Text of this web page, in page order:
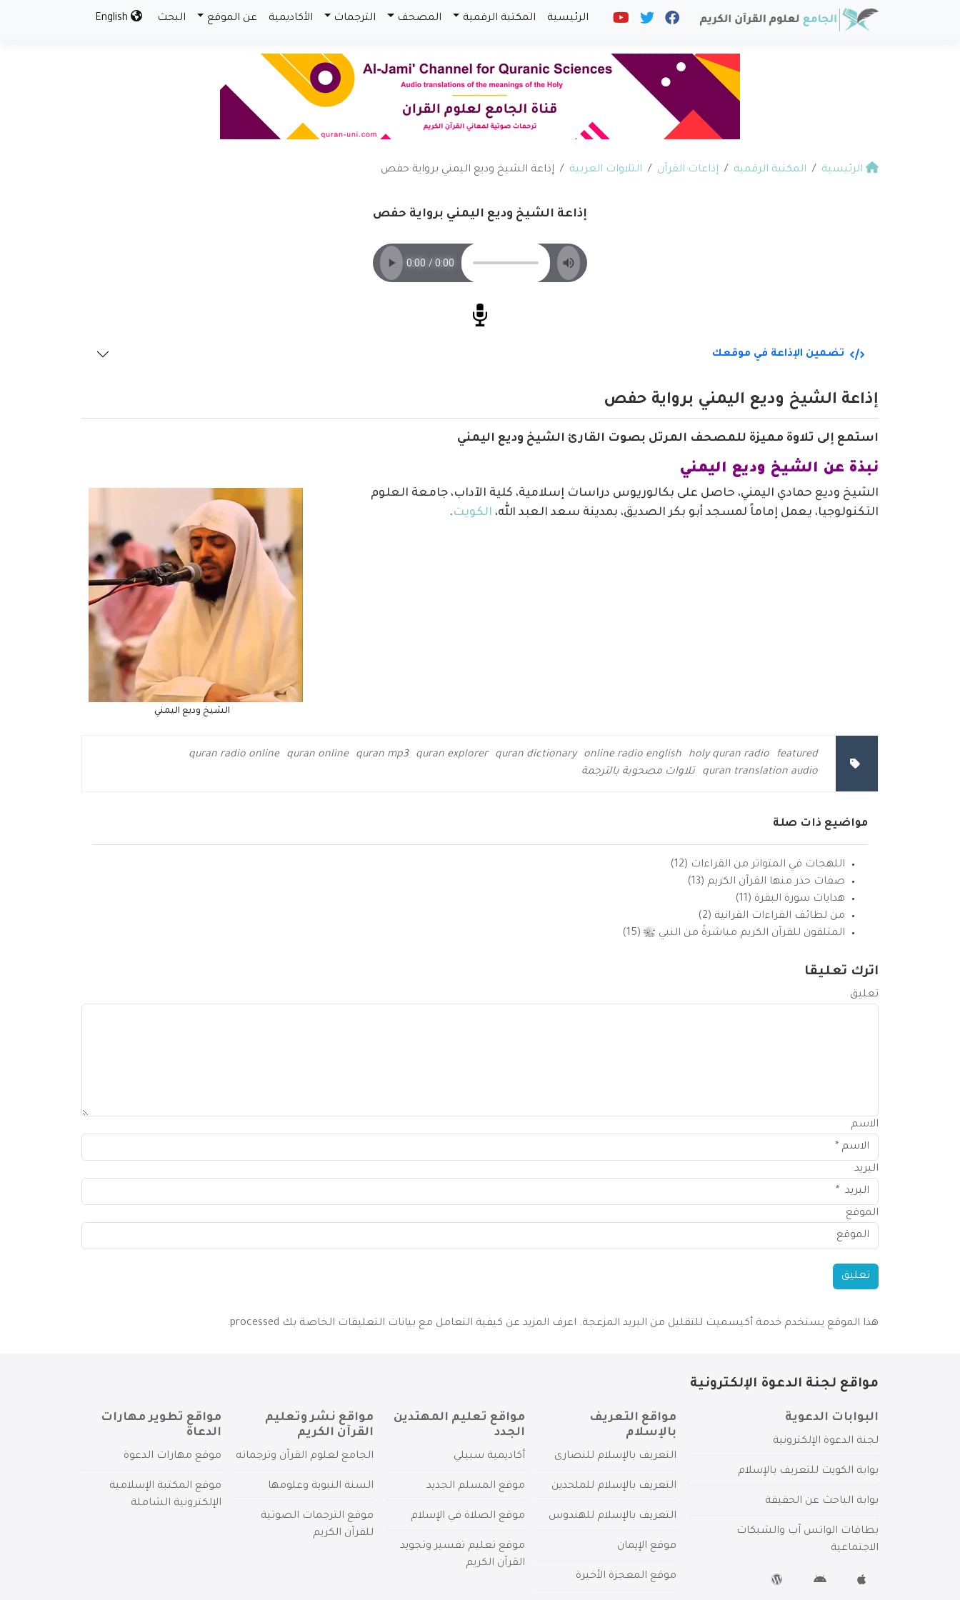
الرئيسية المكتبة الرقمية المصحف الترجمات الأكاديمية عن الموقع البحث
الرئيسية المكتبة الرقمية إذاعات القرآن التلاوات العربية إذاعة الشيخ وديع اليمني برواية حفص
إذاعة الشيخ وديع اليمني برواية حفص
تضمين الإذاعة في موقعك
إذاعة الشيخ وديع اليمني برواية حفص
استمع إلى تلاوة مميزة للمصحف المرتل بصوت القارئ الشيخ وديع اليمني
نبذة عن الشيخ وديع اليمني
الشيخ وديع اليمني
الشيخ وديع حمادي اليمني، حاصل على بكالوريوس دراسات إسلامية، كلية الآداب، جامعة العلوم
التكنولوجيا، يعمل إماماً لمسجد أبو بكر الصديق، بمدينة سعد العبد الله، الكويت.
featured
holy quran radio
online radio english
quran dictionary
quran explorer
quran mp3
quran online
quran radio online
quran translation audio
تلاوات مصحوبة بالترجمة
مواضيع ذات صلة
اللهجات في المتواتر من القراءات (12)
صفات حذر منها القرآن الكريم (13)
هدايات سورة البقرة (11)
من لطائف القراءات القرانية (2)
المتلقون للقرآن الكريم مباشرةً من النبي ﷺ (15)
اترك تعليقا
تعليق
الاسم
البريد
الموقع
هذا الموقع يستخدم خدمة أكيسميت للتقليل من البريد المزعجة. اعرف المزيد عن كيفية التعامل مع بيانات التعليقات الخاصة بك processed .
مواقع لجنة الدعوة الإلكترونية
البوابات الدعوية
لجنة الدعوة الإلكترونية
بوابة الكويت للتعريف بالإسلام
بوابة الباحث عن الحقيقة
بطاقات الواتس آب والشبكات
الاجتماعية
مواقع التعريف
بالإسلام
التعريف بالإسلام للنصارى
التعريف بالإسلام للملحدين
التعريف بالإسلام للهندوس
موقع الإيمان
موقع المعجزة الأخيرة
مواقع تعليم المهتدين
الجدد
أكاديمية سبيلي
موقع المسلم الجديد
موقع الصلاة في الإسلام
موقع تعليم تفسير وتجويد
القرآن الكريم
مواقع نشر وتعليم
القرآن الكريم
الجامع لعلوم القرآن وترجماته
السنة النبوية وعلومها
موقع الترجمات الصوتية
للقرآن الكريم
مواقع تطوير مهارات
الدعاة
موقع مهارات الدعوة
موقع المكتبة الإسلامية
الإلكترونية الشاملة